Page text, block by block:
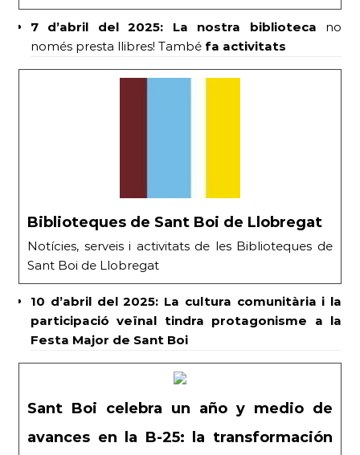
7 d’abril del 2025: La nostra biblioteca no
només presta llibres! També fa activitats
Biblioteques de Sant Boi de Llobregat
Notícies, serveis i activitats de les Biblioteques de
Sant Boi de Llobregat
10 d’abril del 2025: La cultura comunitària i la
participació veïnal tindra protagonisme a la
Festa Major de Sant Boi
Sant Boi celebra un año y medio de
avances en la B-25: la transformación